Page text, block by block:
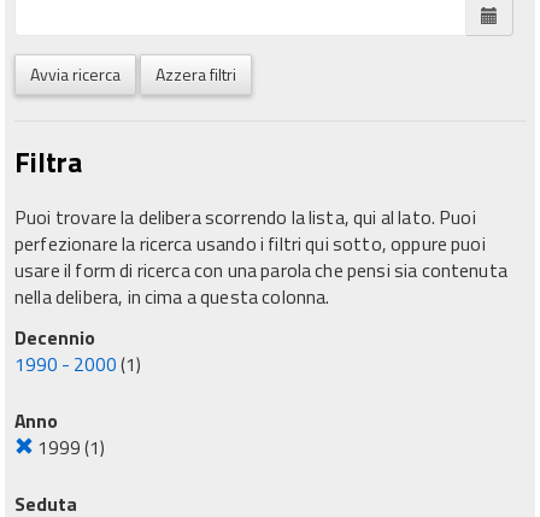
Avvia ricerca Azzera filtri
Filtra
Puoi trovare la delibera scorrendo la lista, qui al lato. Puoi
perfezionare la ricerca usando i filtri qui sotto, oppure puoi
usare il form di ricerca con una parola che pensi sia contenuta
nella delibera, in cima a questa colonna.
Decennio
1990 - 2000(1)
Anno
1999(1)
Seduta